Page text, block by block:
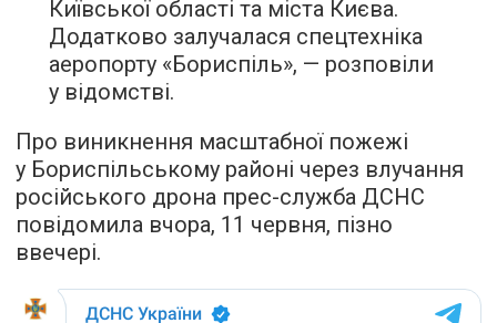
Київської області та міста Києва.
Додатково залучалася спецтехніка
аеропорту «Бориспіль», — розповіли
у відомстві.
Про виникнення масштабної пожежі
у Бориспільському районі через влучання
російського дрона прес-служба ДСНС
повідомила вчора, 11 червня, пізно
ввечері.